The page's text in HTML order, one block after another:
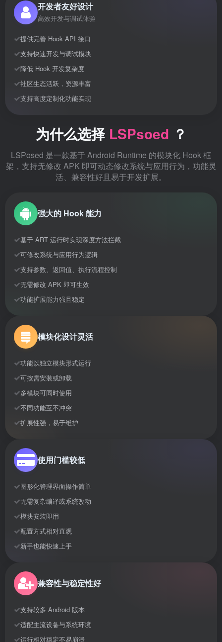
开发者友好设计
高效开发与调试体验
提供完善 Hook API 接口
支持快速开发与调试模块
降低 Hook 开发复杂度
社区生态活跃，资源丰富
支持高度定制化功能实现
为什么选择 LSPsoed ？
LSPosed 是一款基于 Android Runtime 的模块化 Hook 框
架，支持无修改 APK 即可动态修改系统与应用行为，功能灵
活、兼容性好且易于开发扩展。
强大的 Hook 能力
基于 ART 运行时实现深度方法拦截
可修改系统与应用行为逻辑
支持参数、返回值、执行流程控制
无需修改 APK 即可生效
功能扩展能力强且稳定
模块化设计灵活
功能以独立模块形式运行
可按需安装或卸载
多模块可同时使用
不同功能互不冲突
扩展性强，易于维护
使用门槛较低
图形化管理界面操作简单
无需复杂编译或系统改动
模块安装即用
配置方式相对直观
新手也能快速上手
兼容性与稳定性好
支持较多 Android 版本
适配主流设备与系统环境
运行相对稳定不易崩溃